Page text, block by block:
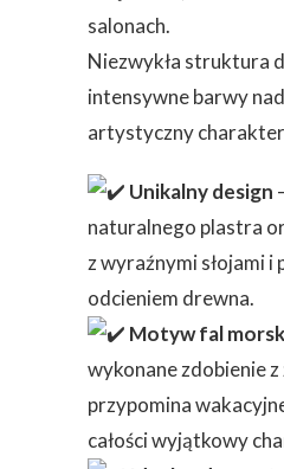
salonach.
Niezwykła struktura
intensywne barwy
artystyczny
Unikalny design
naturalnego plastra
z wyraźnymi słojami i
odcieniem drewna.
Motyw fal
wykonane zdobienie
przypomina
całości wyjątkowy